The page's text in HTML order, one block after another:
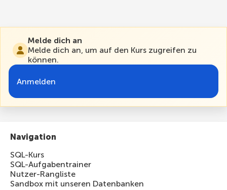
Melde dich an
Melde dich an, um auf den Kurs zugreifen zu
können.
Anmelden
Navigation
SQL-Kurs
SQL-Aufgabentrainer
Nutzer-Rangliste
Sandbox mit unseren Datenbanken